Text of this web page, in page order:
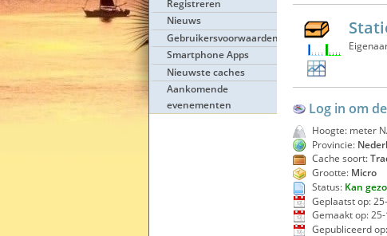
Registreren
Nieuws
Gebruikersvoorwaarden
Smartphone Apps
Nieuwste caches
Aankomende
evenementen
Log in om
Hoogte: meter
Provincie:
Cache soort:
Grootte: Micro
Status: Kan
Geplaatst op:
Gemaakt op:
Gepubliceerd